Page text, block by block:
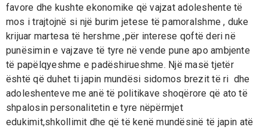
favore dhe kushte ekonomike që vajzat adoleshente të
mos i trajtojnë si një burim jetese të pamoralshme , duke
krijuar martesa të hershme ,për interese qoftë deri në
punësimin e vajzave të tyre në vende pune apo ambjente
të papëlqyeshme e padëshirueshme. Një masë tjetër
është që duhet ti japin mundësi sidomos brezit të ri dhe
adoleshenteve me anë të politikave shoqërore që ato të
shpalosin personalitetin e tyre nëpërmjet
edukimit,shkollimit dhe që të kenë mundësinë të japin atë